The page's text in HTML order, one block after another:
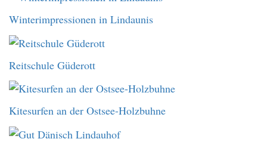
Winterimpressionen in Lindaunis
Reitschule Güderott
Kitesurfen an der Ostsee-Holzbuhne